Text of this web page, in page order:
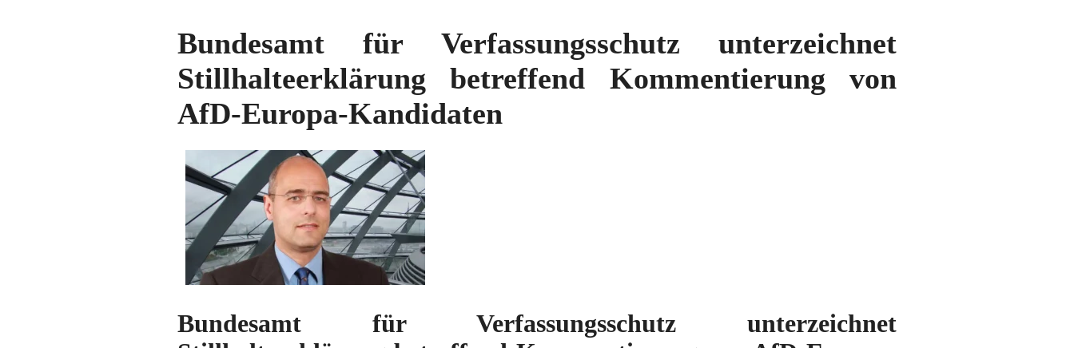
Bundesamt für Verfassungsschutz unterzeichnet
Stillhalteerklärung betreffend Kommentierung von
AfD-Europa-Kandidaten
Bundesamt für Verfassungsschutz unterzeichnet